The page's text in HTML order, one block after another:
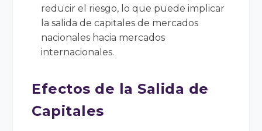
reducir el riesgo, lo que puede implicar
la salida de capitales de mercados
nacionales hacia mercados
internacionales.
Efectos de la Salida de
Capitales